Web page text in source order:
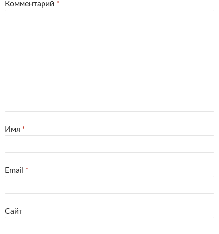
Комментарий *
Имя *
Email *
Сайт